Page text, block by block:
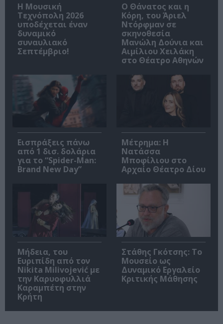
Η Μουσική
Τεχνόπολη 2026
υποδέχεται έναν
δυναμικό
συναυλιακό
Σεπτέμβριο!
Ο Θάνατος και η
Κόρη, του Άριελ
Ντόρφμαν σε
σκηνοθεσία
Μανώλη Δούνια και
Αιμίλιου Χειλάκη
στο Θέατρο Αθηνών
Εισπράξεις πάνω
από 1 δισ. δολάρια
για το “Spider-Man:
Brand New Day”
Μέτρημα: Η
Νατάσσα
Μποφίλιου στο
Αρχαίο Θέατρο Δίου
Μήδεια, του
Ευριπίδη από τον
Nikita Milivojević με
την Καρυοφυλλιά
Καραμπέτη στην
Κρήτη
Στάθης Γκότσης: Το
Μουσείο ως
Δυναμικό Εργαλείο
Κριτικής Μάθησης